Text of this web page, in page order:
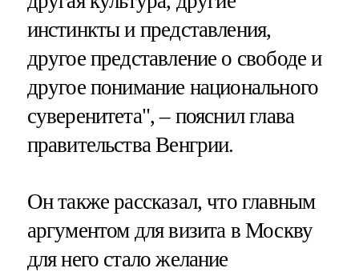
инстинкты и представления,
другое представление о свободе и
другое понимание национального
суверенитета", – пояснил глава
правительства Венгрии.
Он также рассказал, что главным
аргументом для визита в Москву
для него стало желание